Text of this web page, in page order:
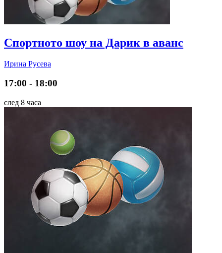
Спортното шоу на Дарик в аванс
Ирина Русева
17:00 - 18:00
след 8 часа